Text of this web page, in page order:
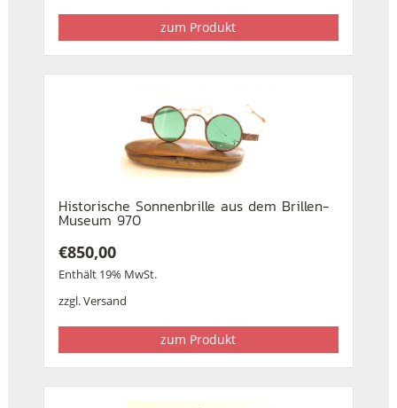
zum Produkt
Historische Sonnenbrille aus dem Brillen-
Museum 970
€850,00
Enthält 19% MwSt.
zzgl.Versand
zum Produkt